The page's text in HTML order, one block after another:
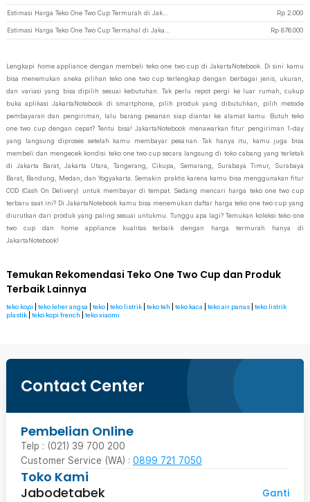
Rp 2.000
Rp 876.000
Lengkapi home appliance dengan membeli teko one two cup di JakartaNotebook. Di sini kamu
bisa menemukan aneka pilihan teko one two cup terlengkap dengan berbagai jenis, ukuran,
dan variasi yang bisa dipilih sesuai kebutuhan. Tak perlu repot pergi ke luar rumah, cukup
buka aplikasi JakartaNotebook di smartphone, pilih produk yang dibutuhkan, pilih metode
pembayaran dan pengiriman, lalu barang pesanan siap diantar ke alamat kamu. Butuh teko
one two cup dengan cepat? Tentu bisa! JakartaNotebook menawarkan fitur pengiriman 1-day
yang langsung diproses setelah kamu membayar pesanan. Tak hanya itu, kamu juga bisa
membeli dan mengecek kondisi teko one two cup secara langsung di toko cabang yang terletak
di Jakarta Barat, Jakarta Utara, Tangerang, Cikupa, Semarang, Surabaya Timur, Surabaya
Barat, Bandung, Medan, dan Yogyakarta. Semakin praktis karena kamu bisa menggunakan fitur
COD (Cash On Delivery) untuk membayar di tempat. Sedang mencari harga teko one two cup
terbaru saat ini? Di JakartaNotebook kamu bisa menemukan daftar harga teko one two cup yang
diurutkan dari produk yang paling sesuai untukmu. Tunggu apa lagi? Temukan koleksi teko one
two cup dan home appliance kualitas terbaik dengan harga termurah hanya di
JakartaNotebook!
Temukan Rekomendasi Teko One Two Cup dan Produk
Terbaik Lainnya
teko kopi teko leher angsa teko teko listrik teko teh teko kaca teko air panas
teko listrik
plastik
teko kopi french teko xiaomi
Contact Center
Pembelian Online
Telp : (021) 39 700 200
Customer Service (WA) : 0899 721 7050
Toko Kami
Jabodetabek
Ganti